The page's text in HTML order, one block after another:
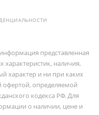
представленная
характеристик, наличия,
характер и ни при каких
офертой, определяемой
кодекса РФ. Для
о наличии, цене и